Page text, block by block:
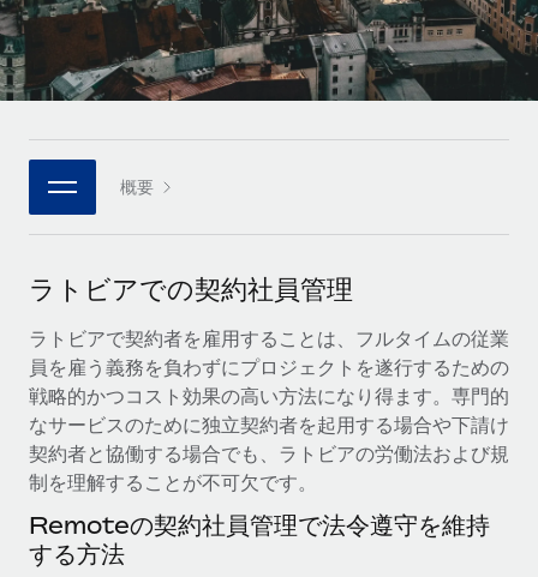
プラットフォーム
チームのための人事の基本機能を内蔵
接続 新しい
当社のMCPを使用して、あらゆるAIツールをRemoteに接続
統合
基本的なビジネスツールを活用して業務プロセスを効率化す
専門家に相談
グローバル人事・コンプライアンスの専門サポート
バックグラウンドチェック
候補者の選考プロセスをシンプルに
Compliance Watchtower
コンプライアンスリスクを先回りして対応
企業
大企業向けのグローバルHR
パートナーに登録
戦略的テクノロジーパートナー
グローバルな人事機能を柔軟に自社プラットフォームへ統合
当社とのパートナーシップの可能性を検討する
Remote Build 近日リリース予定
統合とAI自動化に関するコンサルティング
活用事例
と戦略的提携
Reverse Techの概要 健康とウェルネスのスタートアップである
HR用語集
チェックリストおよびテンプレート
職務内容ライブラリ
ウェビナー
イベント
ニュースルーム
給与・人材情報
情報センター
サポートを依頼する
すべてのリソースを表示する
ブログ
Italiano
Português (Portugal)
日本語
한국어 概要
ラトビアでの契約社員管理
ラトビアで契約者を雇用することは、フルタイムの従業
員を雇う義務を負わずにプロジェクトを遂行するための
戦略的かつコスト効果の高い方法になり得ます。専門的
なサービスのために独立契約者を起用する場合や下請け
契約者と協働する場合でも、ラトビアの労働法および規
制を理解することが不可欠です。
Remoteの契約社員管理で法令遵守を維持
する方法